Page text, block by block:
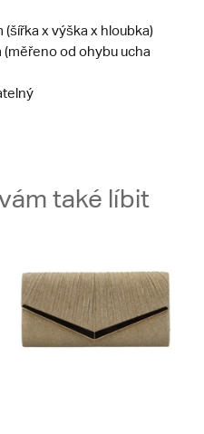
(šířka x výška x hloubka)
od ohybu ucha
také líbit